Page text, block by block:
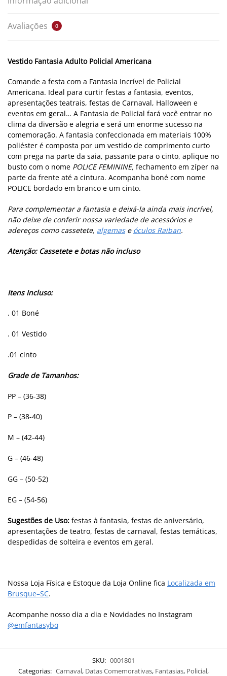
Avaliações 0
Vestido Fantasia Adulto Policial Americana
Comande a festa com a Fantasia Incrível de Policial
Americana. Ideal para curtir festas a fantasia, eventos,
apresentações teatrais, festas de Carnaval, Halloween e
eventos em geral… A Fantasia de Policial fará você entrar no
clima da diversão e alegria e será um enorme sucesso na
comemoração. A fantasia confeccionada em materiais 100%
poliéster é composta por um vestido de comprimento curto
com prega na parte da saia, passante para o cinto, aplique no
busto com o nome POLICE FEMININE, fechamento em zíper na
parte da frente até a cintura. Acompanha boné com nome
POLICE bordado em branco e um cinto.
Para complementar a fantasia e deixá-la ainda mais incrível,
não deixe de conferir nossa variedade de acessórios e
adereços como cassetete, algemase óculos Raiban.
Atenção: Cassetete e botas não incluso
Itens Incluso:
. 01 Boné
. 01 Vestido
.01 cinto
Grade de Tamanhos:
PP – (36-38)
P – (38-40)
M – (42-44)
G – (46-48)
GG – (50-52)
EG – (54-56)
Sugestões de Uso: festas à fantasia, festas de aniversário,
apresentações de teatro, festas de carnaval, festas temáticas,
despedidas de solteira e eventos em geral.
Nossa Loja Física e Estoque da Loja Online fica Localizada em
Brusque–SC.
Acompanhe nosso dia a dia e Novidades no Instagram
@emfantasybq
SKU: 0001801
Categorias: Carnaval, Datas Comemorativas, Fantasias, Policial,